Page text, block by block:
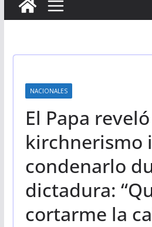
NACIONALES
El Papa
kirchnerismo
condenarlo
dictadura:
cortarme la